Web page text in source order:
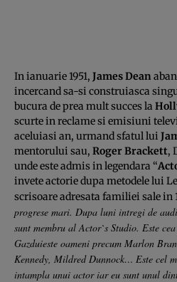
In ianuarie 1951, James Dean
incercand sa-si construiasca
bucura de prea mult succes la
scurte in reclame si emisiuni
aceluiasi an, urmand sfatul lui
mentorului sau, Roger Brackett,
unde este admis in legendara “
invete actorie dupa metodele lui
scrisoare adresata familiei sale in
progrese mari. Dupa luni intregi de
sunt membru al Actor`s Studio. Este
Gazduieste oameni precum Marlon
Kennedy, Mildred Dunnock… Este cel
intampla unui actor iar eu sunt unul